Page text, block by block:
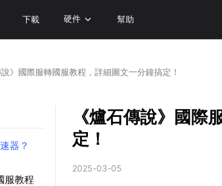
下載 硬件 幫助
說》國際服轉國服教程，詳細圖文一分鐘搞定！
器？
服教程
《爐石傳說》國際
定！
2025-03-05